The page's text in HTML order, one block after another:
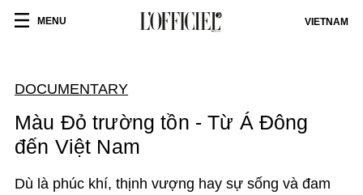
MENU VIETNAM
DOCUMENTARY
Màu Đỏ trường tồn - Từ Á Đông
đến Việt Nam
Dù là phúc khí, thịnh vượng hay sự sống và đam